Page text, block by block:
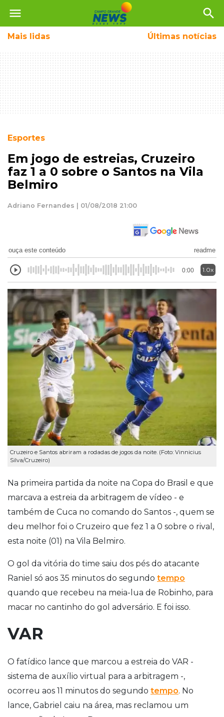
menu search
Mais lidas Últimas notícias
Esportes
Em jogo de estreias, Cruzeiro
faz 1 a 0 sobre o Santos na Vila
Belmiro
Adriano Fernandes | 01/08/2018 21:00
ouça este conteúdo readme
0:00 1.0x
Cruzeiro e Santos abriram a rodadas de jogos da noite. (Foto: Vinnicius
Silva/Cruzeiro)
Na primeira partida da noite na Copa do Brasil e que
marcava a estreia da arbitragem de vídeo - e
também de Cuca no comando do Santos -, quem se
deu melhor foi o Cruzeiro que fez 1 a 0 sobre o rival,
esta noite (01) na Vila Belmiro.
O gol da vitória do time saiu dos pés do atacante
Raniel só aos 35 minutos do segundo tempo
quando que recebeu na meia-lua de Robinho, para
macar no cantinho do gol adversário. E foi isso.
VAR
O fatídico lance que marcou a estreia do VAR -
sistema de auxílio virtual para a arbitragem -,
ocorreu aos 11 minutos do segundo tempo. No
lance, Gabriel caiu na área, mas reclamou um